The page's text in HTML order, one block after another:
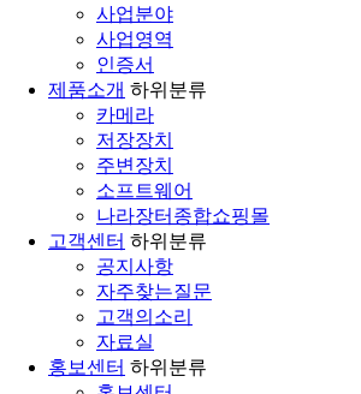
사업분야
사업영역
인증서
제품소개 하위분류
카메라
저장장치
주변장치
소프트웨어
나라장터종합쇼핑몰
고객센터 하위분류
공지사항
자주찾는질문
고객의소리
자료실
홍보센터 하위분류